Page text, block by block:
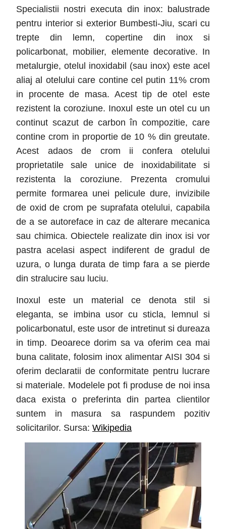
Specialistii nostri executa din inox: balustrade
pentru interior si exterior Bumbesti-Jiu, scari cu
trepte din lemn, copertine din inox si
policarbonat, mobilier, elemente decorative. In
metalurgie, otelul inoxidabil (sau inox) este acel
aliaj al otelului care contine cel putin 11% crom
in procente de masa. Acest tip de otel este
rezistent la coroziune. Inoxul este un otel cu un
continut scazut de carbon în compozitie, care
contine crom in proportie de 10 % din greutate.
Acest adaos de crom ii confera otelului
proprietatile sale unice de inoxidabilitate si
rezistenta la coroziune. Prezenta cromului
permite formarea unei pelicule dure, invizibile
de oxid de crom pe suprafata otelului, capabila
de a se autoreface in caz de alterare mecanica
sau chimica. Obiectele realizate din inox isi vor
pastra acelasi aspect indiferent de gradul de
uzura, o lunga durata de timp fara a se pierde
din stralucire sau luciu.
Inoxul este un material ce denota stil si
eleganta, se imbina usor cu sticla, lemnul si
policarbonatul, este usor de intretinut si dureaza
in timp. Deoarece dorim sa va oferim cea mai
buna calitate, folosim inox alimentar AISI 304 si
oferim declaratii de conformitate pentru lucrare
si materiale. Modelele pot fi produse de noi insa
daca exista o preferinta din partea clientilor
suntem in masura sa raspundem pozitiv
solicitarilor. Sursa: Wikipedia